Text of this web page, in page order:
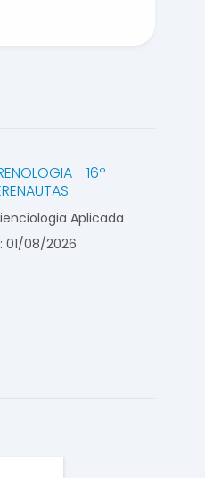
- 16º
Aplicada
01/08/2026